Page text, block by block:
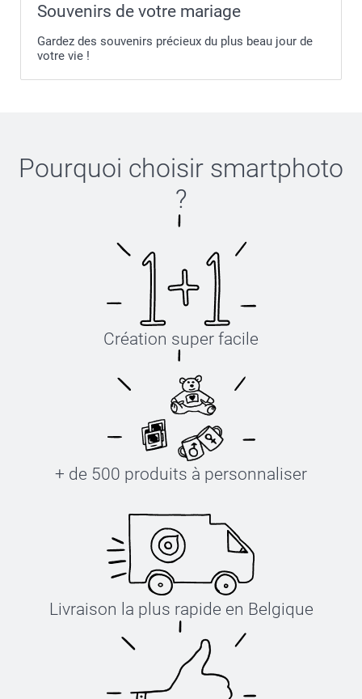
Souvenirs de votre mariage
Gardez des souvenirs précieux du plus beau jour de
votre vie !
Pourquoi choisir smartphoto
?
Création super facile
+ de 500 produits à personnaliser
Livraison la plus rapide en Belgique